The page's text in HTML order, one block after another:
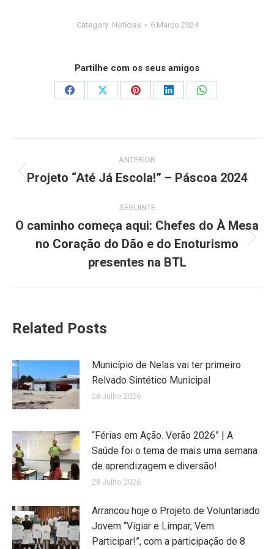
Category: Notícias 6 Março 2024
Partilhe com os seus amigos
Share
Share
Share
Share
Share
navigation
ANTERIOR
Previous
Projeto “Até Já Escola!” – Páscoa 2024
SEGUINTE
Next
post:
O caminho começa aqui: Chefes do À Mesa
no Coração do Dão e do Enoturismo
presentes na BTL
Related Posts
Município de Nelas vai ter primeiro
Relvado Sintético Municipal
28 Julho 2026
“Férias em Ação. Verão 2026” | A
Saúde foi o tema de mais uma semana
de aprendizagem e diversão!
28 Julho 2026
Arrancou hoje o Projeto de Voluntariado
Jovem “Vigiar e Limpar, Vem
Participar!”, com a participação de 8